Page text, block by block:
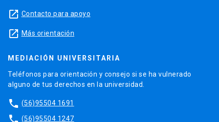
launch Contacto para apoyo
launch Más orientación
MEDIACIÓN UNIVERSITARIA
Teléfonos para orientación y consejo si se ha vulnerado
alguno de tus derechos en la universidad.
phone (56)95504 1691
phone (56)95504 1247